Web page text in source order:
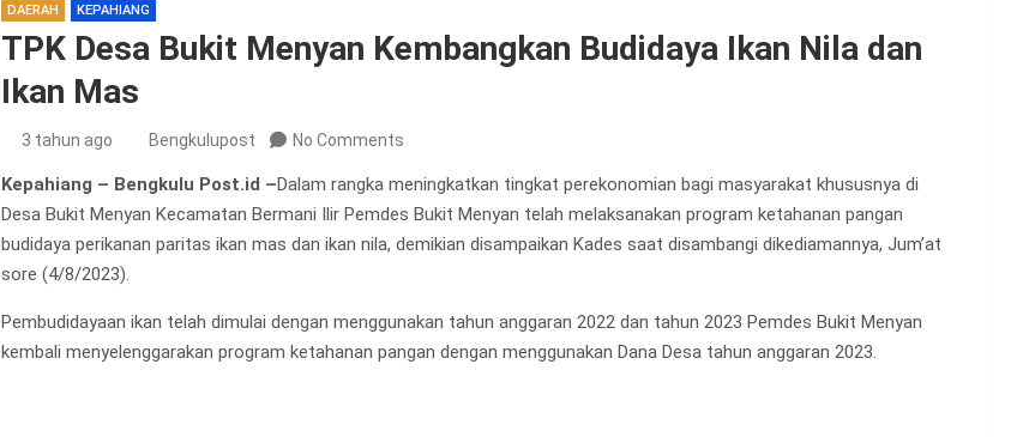
DAERAH KEPAHIANG
TPK Desa Bukit Menyan Kembangkan Budidaya Ikan Nila dan
Ikan Mas
3 tahun ago Bengkulupost No Comments
Kepahiang – Bengkulu Post.id –Dalam rangka meningkatkan tingkat perekonomian bagi masyarakat khususnya di
Desa Bukit Menyan Kecamatan Bermani Ilir Pemdes Bukit Menyan telah melaksanakan program ketahanan pangan
budidaya perikanan paritas ikan mas dan ikan nila, demikian disampaikan Kades saat disambangi dikediamannya, Jum’at
sore (4/8/2023).
Pembudidayaan ikan telah dimulai dengan menggunakan tahun anggaran 2022 dan tahun 2023 Pemdes Bukit Menyan
kembali menyelenggarakan program ketahanan pangan dengan menggunakan Dana Desa tahun anggaran 2023.